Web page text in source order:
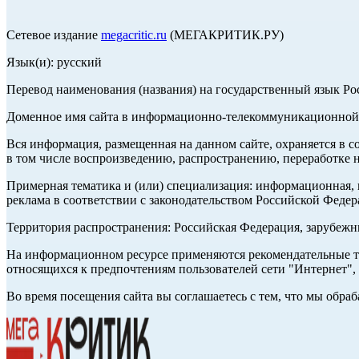
Сетевое издание megacritic.ru (МЕГАКРИТИК.РУ)
Язык(и): русский
Перевод наименования (названия) на государственный язык
Доменное имя сайта в информационно-
Вся информация, размещенная на данном сайте, охраняется в
в том числе воспроизведению, распространению, переработке
Примерная тематика и (или) специализация: информационная,
реклама в соответствии с законодательством Российской
Территория распространения: Российская Федерация,
На информационном ресурсе применяются рекомендательные
относящихся к предпочтениям пользователей сети
Во время посещения сайта вы соглашаетесь с тем, что мы